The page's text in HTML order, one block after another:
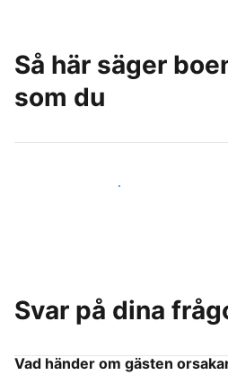
Så här säger
som du
Anslut dig till andra värdar
Svar på dina
Vad händer om gästen